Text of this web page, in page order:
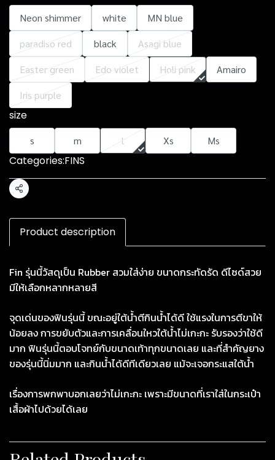
Neon shimmer white
MN blue
paradiso red
black
Asagi blue
Easter green
Edo violet Holi pink
Amairo
Iris purple
size
s m l Xs Ms
Categories:FINS
Share
Product description
Fin รุ่นนี้วัสดุเป็น Rubber สวมใส่ง่าย ขนาดกระทัดรัด ดีไซด์สวย
มีให้เลือกหลากหลายสี
จุดเด่นของฟินรุ่นนี้ ขณะอยู่ใต้น้ำตีกินน้ำได้ดี ใช้แรงในการตีขาให้
น้อยลง การขยับตัวและการเคลื่อนใหวใต้น้ำไม่เกะกะ รับรองว่าใช้ดี
มาก ฟินรุ่นนี้ตอบโจทย์กับขนาดเท้าทุกขนาดเลย และที่สำคัญยาง
ของรุ่นนี้นิ่มมาก และกินน้ำได้ดีทีเดียวเลย แม้จะเจอกระแสใต้น้ำ
เรื่องการพกพาบอกเลยว่าไม่เกะกะ เพราะมีขนาดที่เราใส่ในกระเป๋า
เสื้อผ้าไปด้วยได้เลย